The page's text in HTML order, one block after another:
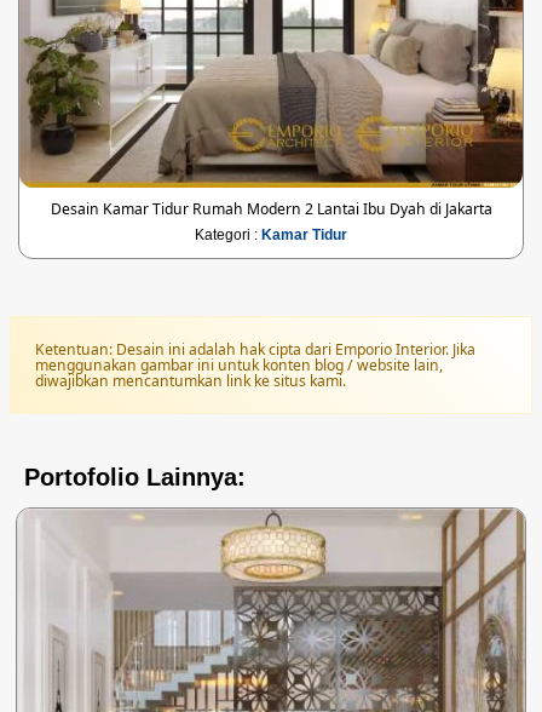
Desain Kamar Tidur Rumah Modern 2 Lantai Ibu Dyah di Jakarta
Kategori : Kamar Tidur
Ketentuan: Desain ini adalah hak cipta dari Emporio Interior. Jika
menggunakan gambar ini untuk konten blog / website lain,
diwajibkan mencantumkan link ke situs kami.
Portofolio Lainnya: